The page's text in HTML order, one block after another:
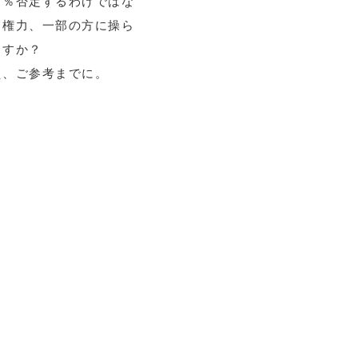
力、一部の方に操ら
か？
ご参考までに。